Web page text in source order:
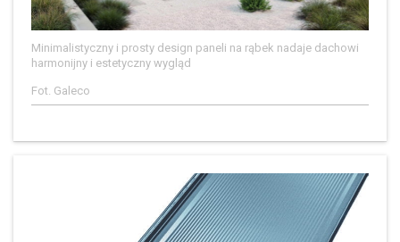
Minimalistyczny i prosty design paneli na rąbek nadaje dachowi
harmonijny i estetyczny wygląd
Fot. Galeco